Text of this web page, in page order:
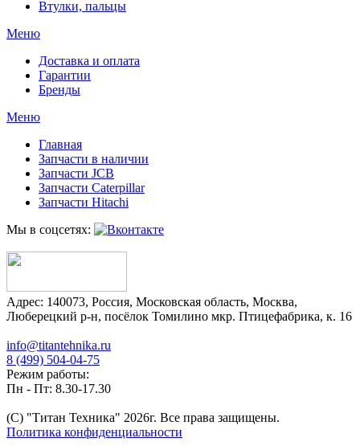
Втулки, пальцы
Меню
Доставка и оплата
Гарантии
Бренды
Меню
Главная
Запчасти в наличии
Запчасти JCB
Запчасти Caterpillar
Запчасти Hitachi
Мы в соцсетях:
Адрес: 140073, Россия, Московская область, Москва,
Люберецкий р-н, посёлок Томилино мкр. Птицефабрика, к. 16
info@titantehnika.ru
8 (499) 504-04-75
Режим работы:
Пн - Пт: 8.30-17.30
(C) "Титан Техника" 2026г. Все права защищены.
Политика конфиденциальности